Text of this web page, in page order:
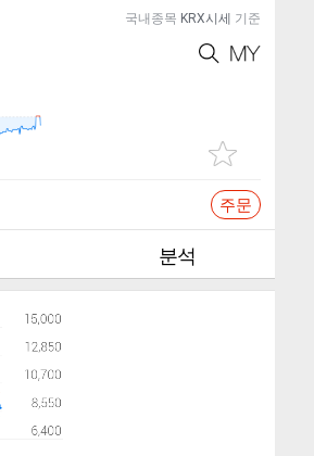
국내종목 KRX시세 기준
주문
분석